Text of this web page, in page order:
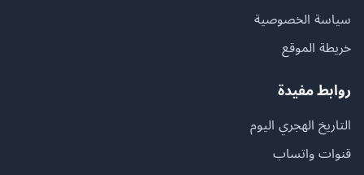
سياسة الخصوصية
خريطة الموقع
روابط مفيدة
التاريخ الهجري اليوم
قنوات واتساب